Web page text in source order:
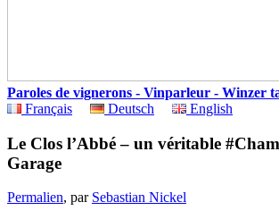
Paroles de vignerons - Vinparleur - Winzer
Français
Deutsch English
Le Clos l’Abbé – un véritable
Garage
Permalien, par Sebastian Nickel